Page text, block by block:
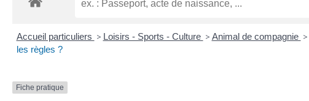
Accueil particuliers > Loisirs - Sports - Culture > Animal de compagnie >
les règles ?
Fiche pratique